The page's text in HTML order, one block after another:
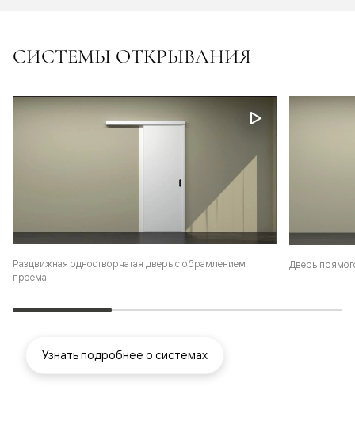
СИСТЕМЫ ОТКРЫВАНИЯ
Раздвижная одностворчатая дверь с обрамлением
проёма
Дверь
Узнать подробнее о системах